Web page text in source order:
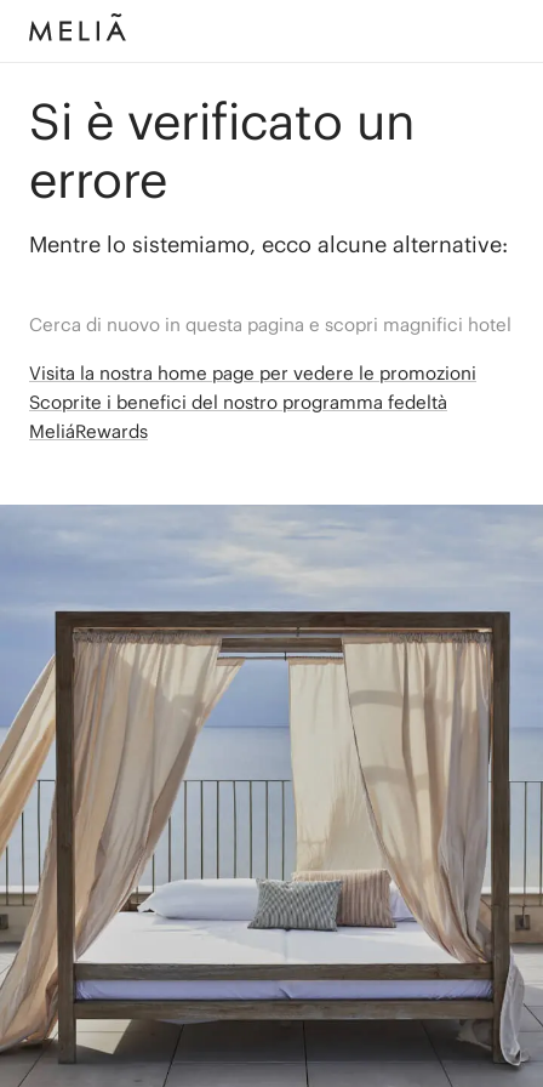
Si è verificato un
errore
Mentre lo sistemiamo, ecco alcune alternative:
Cerca di nuovo in questa pagina e scopri magnifici hotel
Visita la nostra home page per vedere le promozioni
Scoprite i benefici del nostro programma fedeltà
MeliáRewards